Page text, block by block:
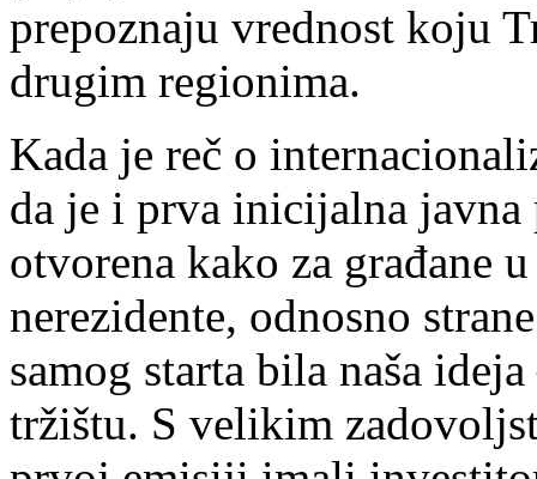
prepoznaju vrednost koju
drugim regionima.
Kada je reč o
da je i prva inicijalna javna
otvorena kako za građane
nerezidente, odnosno
samog starta bila naša
tržištu. S velikim